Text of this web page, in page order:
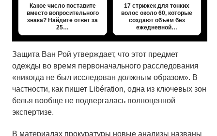
Какое число поставите
вместо вопросительного
знака? Найдите ответ за
25…
17 стрижек для тонких
волос около 60, которые
создают объём без
ежедневной…
Защита Ван Рой утверждает, что этот предмет
одежды во время первоначального расследования
«никогда не был исследован должным образом». В
частности, как пишет Libération, одна из ключевых зон
белья вообще не подвергалась полноценной
экспертизе.
В материалах прокуратуры новые анализы названы